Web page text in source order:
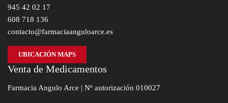
945 42 02 17
608 718 136
contacto@farmaciaanguloarce.es
UBICACIÓN MAPS
Venta de Medicamentos
Farmacia Angulo Arce | Nº autorización 010027